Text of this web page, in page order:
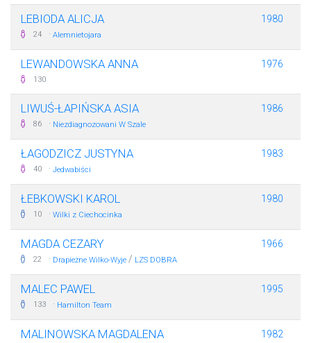
LEBIODA ALICJA
24 · Alemnietojara
1980
LEWANDOWSKA ANNA
130
1976
LIWUŚ-ŁAPIŃSKA ASIA
86 · Niezdiagnozowani W Szale
1986
ŁAGODZICZ JUSTYNA
40 · Jedwabiści
1983
ŁEBKOWSKI KAROL
10 · Wilki z Ciechocinka
1980
MAGDA CEZARY
22 · Drapieżne Wilko-Wyje / LZS DOBRA
1966
MALEC PAWEL
133 · Hamilton Team
1995
MALINOWSKA MAGDALENA 1982